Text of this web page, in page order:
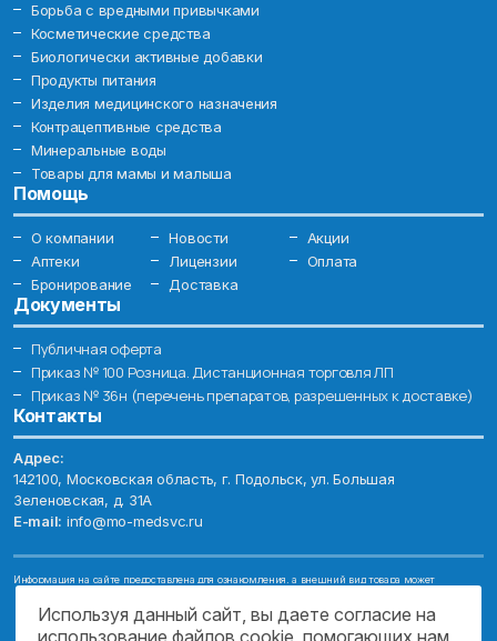
Борьба с вредными привычками
Косметические средства
Биологически активные добавки
Продукты питания
Изделия медицинского назначения
Контрацептивные средства
Минеральные воды
Товары для мамы и малыша
Помощь
О компании Новости
Акции
Аптеки
Лицензии
Оплата
Бронирование
Доставка
Документы
Публичная оферта
Приказ № 100 Розница. Дистанционная торговля ЛП
Приказ № 36н (перечень препаратов, разрешенных к доставке)
Контакты
Адрес:
142100, Московская область, г. Подольск, ул. Большая
Зеленовская, д. 31А
E-mail: info@mo-medsvc.ru
Информация на сайте предоставлена для ознакомления, а внешний вид товара может
Имеются противопоказания, проконсультируйтесь со специалистом!
© 2026. ГОСУДАРСТВЕННОЕ БЮДЖЕТНОЕ УЧРЕЖДЕНИЕ МОСКОВСКОЙ
Используя данный сайт, вы даете согласие на
использование файлов cookie, помогающих нам